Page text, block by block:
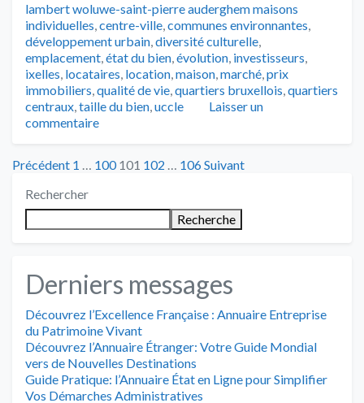
lambert woluwe-saint-pierre auderghem maisons
individuelles,centre-ville,communes environnantes,
développement urbain,diversité culturelle,
emplacement,état du bien,évolution, investisseurs,
ixelles, locataires, location,maison,marché,prix
immobiliers,qualité de vie,quartiers bruxellois,quartiers
centraux,taille du bien,uccle
Laisser un
commentaire
Posts
pagination
Précédent 1 … 100 101 102 … 106Suivant
Rechercher
Recherche
Derniers messages
Découvrez l’Excellence Française : Annuaire Entreprise
du Patrimoine Vivant
Découvrez l’Annuaire Étranger: Votre Guide Mondial
vers de Nouvelles Destinations
Guide Pratique: l’Annuaire État en Ligne pour Simplifier
Vos Démarches Administratives